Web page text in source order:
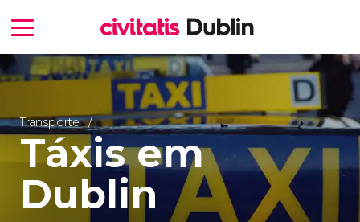
Transporte
Táxis em
Dublin